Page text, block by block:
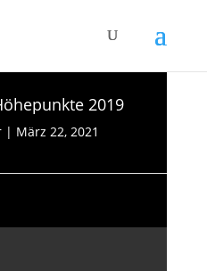
2019
| März 22, 2021